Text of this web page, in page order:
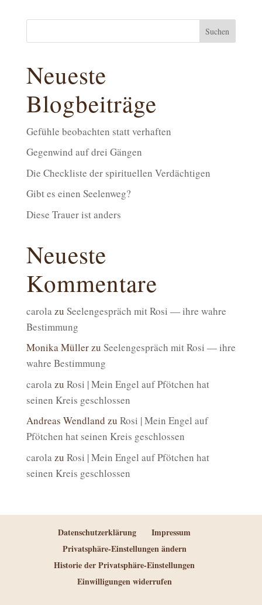
Suchen
Neueste
Blogbeiträge
Gefühle beobachten statt verhaften
Gegenwind auf drei Gängen
Die Checkliste der spirituellen Verdächtigen
Gibt es einen Seelenweg?
Diese Trauer ist anders
Neueste
Kommentare
carolazu Seelengespräch mit Rosi — ihre wahre
Bestimmung
Monika Müllerzu Seelengespräch mit Rosi — ihre
wahre Bestimmung
carolazu Rosi | Mein Engel auf Pfötchen hat
seinen Kreis geschlossen
Andreas Wendland zu Rosi | Mein Engel auf
Pfötchen hat seinen Kreis geschlossen
carolazu Rosi | Mein Engel auf Pfötchen hat
seinen Kreis geschlossen
Datenschutzerklärung
Impressum
Privatsphäre-Einstellungen ändern
Historie der Privatsphäre-Einstellungen
Einwilligungen widerrufen